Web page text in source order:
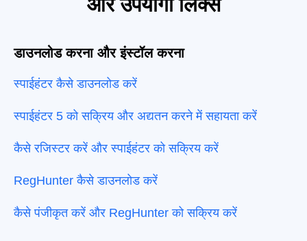
डाउनलोड करना और इंस्टॉल करना
स्पाईहंटर कैसे डाउनलोड करें
स्पाईहंटर 5 को सक्रिय और अद्यतन करने में सहायता करें
कैसे रजिस्टर करें और स्पाईहंटर को सक्रिय करें
RegHunter कैसे डाउनलोड करें
कैसे पंजीकृत करें और RegHunter को सक्रिय करें